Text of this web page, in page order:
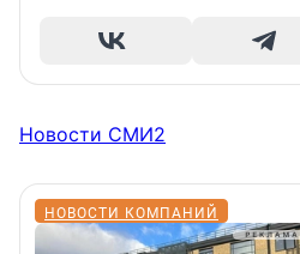
Новости СМИ2
НОВОСТИ КОМПАНИЙ